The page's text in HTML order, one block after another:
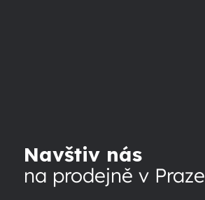
Navštiv nás
na prodejně v Praze